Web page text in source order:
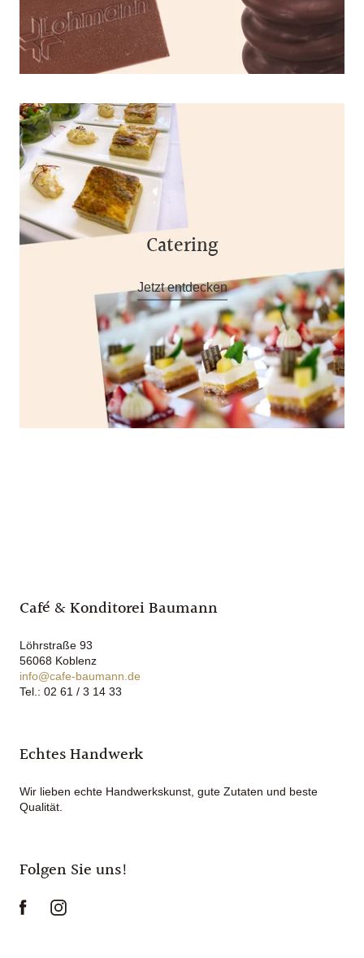
Catering
Jetzt entdecken
Café & Konditorei Baumann
Löhrstraße 93
56068 Koblenz
info@cafe-baumann.de
Tel.: 02 61 / 3 14 33
Echtes Handwerk
Wir lieben echte Handwerkskunst, gute Zutaten und beste
Qualität.
Folgen Sie uns!